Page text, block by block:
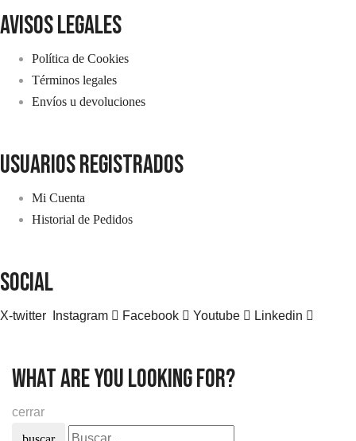
avisos legales
Política de Cookies
Términos legales
Envíos u devoluciones
usuarios registrados
Mi Cuenta
Historial de Pedidos
SOCIAL
X-twitter Instagram Facebook Youtube Linkedin
what are you looking for?
cerrar